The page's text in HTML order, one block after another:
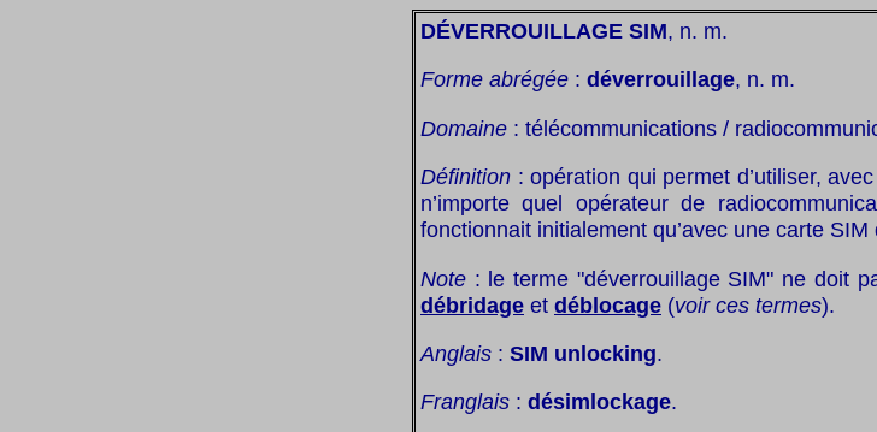
DÉVERROUILLAGE SIM, n. m.
Forme abrégée : déverrouillage, n. m.
Domaine : télécommunications /
Définition : opération qui permet d’utiliser,
n’importe quel opérateur de
fonctionnait initialement qu’avec une carte SIM
Note : le terme "déverrouillage SIM" ne doit
débridage et déblocage (voir ces termes).
Anglais : SIM unlocking.
Franglais : désimlockage.